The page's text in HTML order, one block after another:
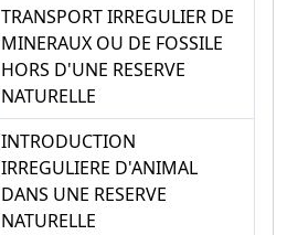
TRANSPORT IRREGULIER DE
MINERAUX OU DE FOSSILE
HORS D'UNE RESERVE
NATURELLE
INTRODUCTION
IRREGULIERE D'ANIMAL
DANS UNE RESERVE
NATURELLE